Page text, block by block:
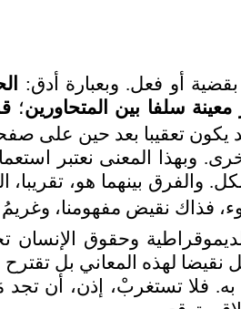
أو فعل. وبعبارة أدق:
سلفا بين المتحاورين؛
يكون تعقيبا بعد حين على
وبهذا المعنى نعتبر
والفرق بينهما هو، تقريبا،
فذاك نقيض مفهومنا، وغريمُ
الديموقراطية وحقوق
نقيضا لهذه المعاني بل تقترح
تستغربْ، إذن، أن تجد